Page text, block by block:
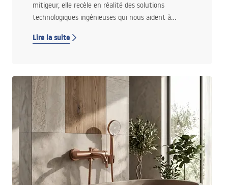
mitigeur, elle recèle en réalité des solutions
technologiques ingénieuses qui nous aident à
notre portefeuille. Si vous vous demandez
ce guide est pour vous.
Lire la suite